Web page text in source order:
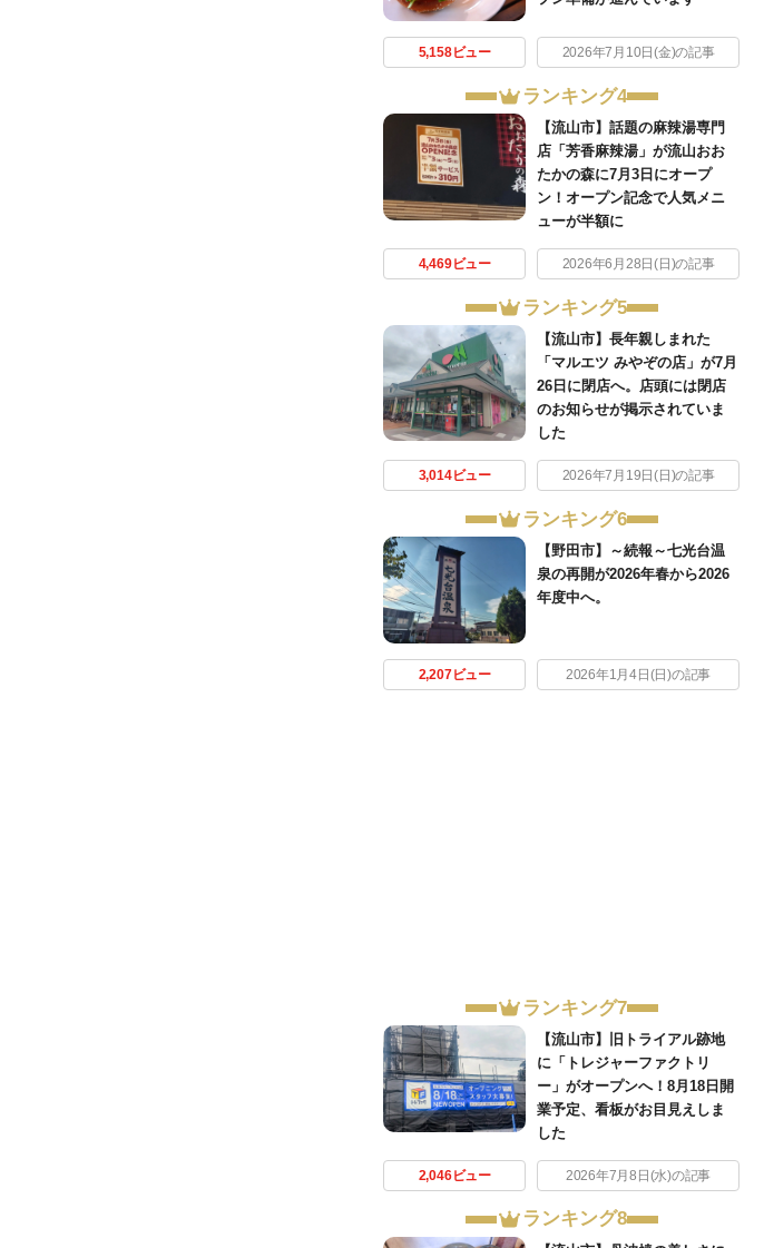
5,158ビュー 2026年7月10日(金)の記事
ランキング4
【流山市】話題の麻辣湯専門
店「芳香麻辣湯」が流山おお
たかの森に7月3日にオープ
ン！オープン記念で人気メニ
ューが半額に
4,469ビュー 2026年6月28日(日)の記事
ランキング5
【流山市】長年親しまれた
「マルエツ みやぞの店」が7月
26日に閉店へ。店頭には閉店
のお知らせが掲示されていま
した
3,014ビュー 2026年7月19日(日)の記事
ランキング6
【野田市】～続報～七光台温
泉の再開が2026年春から2026
年度中へ。
2,207ビュー 2026年1月4日(日)の記事
ランキング7
【流山市】旧トライアル跡地
に「トレジャーファクトリ
ー」がオープンへ！8月18日開
業予定、看板がお目見えしま
した
2,046ビュー 2026年7月8日(水)の記事
ランキング8